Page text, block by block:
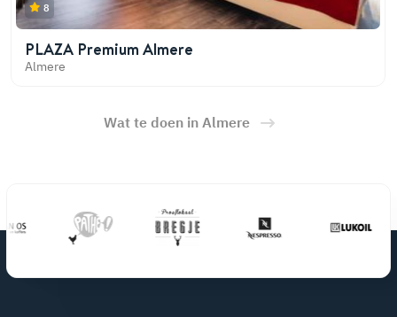
8
PLAZA Premium Almere
Almere
Wat te doen in Almere